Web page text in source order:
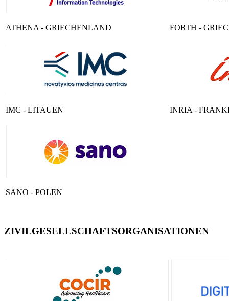
ATHENA - GRIECHENLAND FORTH -
IMC - LITAUEN INRIA -
SANO - POLEN
ZIVILGESELLSCHAFTSORGANISATIONEN